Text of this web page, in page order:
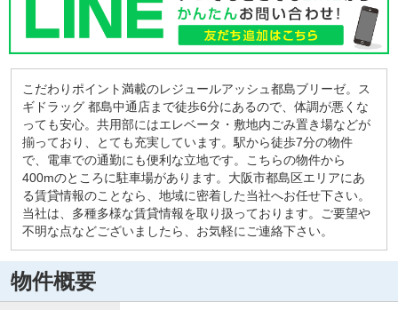
こだわりポイント満載のレジュールアッシュ都島ブリーゼ。ス
ギドラッグ 都島中通店まで徒歩6分にあるので、体調が悪くな
っても安心。共用部にはエレベータ・敷地内ごみ置き場などが
揃っており、とても充実しています。駅から徒歩7分の物件
で、電車での通勤にも便利な立地です。こちらの物件から
400mのところに駐車場があります。大阪市都島区エリアにあ
る賃貸情報のことなら、地域に密着した当社へお任せ下さい。
当社は、多種多様な賃貸情報を取り扱っております。ご要望や
不明な点などございましたら、お気軽にご連絡下さい。
物件概要